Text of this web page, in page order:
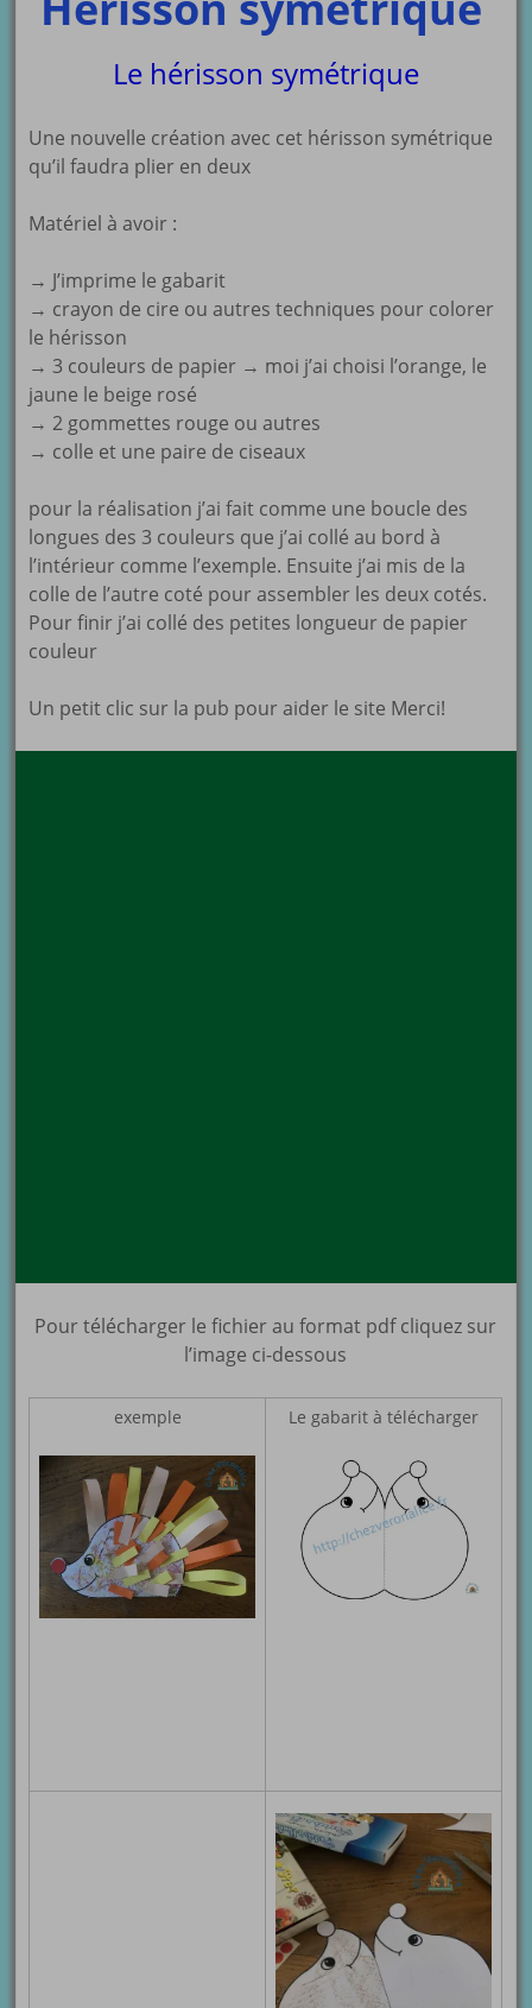
Le hérisson symétrique
Une nouvelle création avec cet hérisson symétrique
qu’il faudra plier en deux
Matériel à avoir :
→ J’imprime le gabarit
→ crayon de cire ou autres techniques pour colorer
le hérisson
→ 3 couleurs de papier → moi j’ai choisi l’orange, le
jaune le beige rosé
→ 2 gommettes rouge ou autres
→ colle et une paire de ciseaux
pour la réalisation j’ai fait comme une boucle des
longues des 3 couleurs que j’ai collé au bord à
l’intérieur comme l’exemple. Ensuite j’ai mis de la
colle de l’autre coté pour assembler les deux cotés.
Pour finir j’ai collé des petites longueur de papier
couleur
Un petit clic sur la pub pour aider le site Merci!
Pour télécharger le fichier au format pdf cliquez sur
l’image ci-dessous
exemple Le gabarit à télécharger